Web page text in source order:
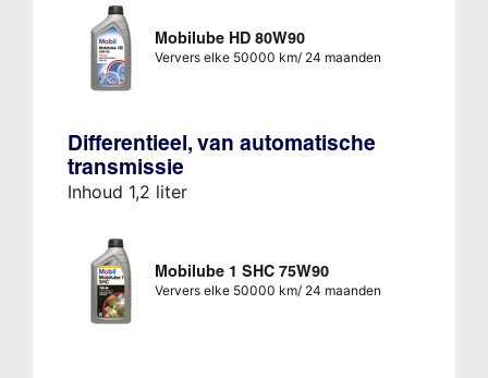
Mobilube HD 80W90
Ververs elke 50000 km/ 24 maanden
Differentieel, van automatische
transmissie
Inhoud 1,2 liter
Mobilube 1 SHC 75W90
Ververs elke 50000 km/ 24 maanden